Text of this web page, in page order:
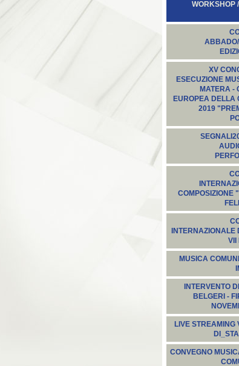
WORKSHOP
XV
ESECUZIONE
MATERA -
EUROPEA DELLA
2019
COMPOSIZIONE
INTERNAZIONALE
VII
MUSICA
INTERVENTO
BELGERI -
LIVE STREAMING
CONVEGNO